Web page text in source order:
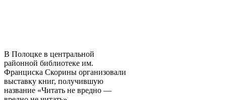
В Полоцке в центральной
районной библиотеке им.
Франциска Скорины организовали
выставку книг, получившую
название «Читать не вредно —